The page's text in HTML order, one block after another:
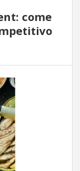
come